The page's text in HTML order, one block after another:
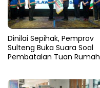
Dinilai Sepihak, Pemprov
Sulteng Buka Suara Soal
Pembatalan Tuan Rumah